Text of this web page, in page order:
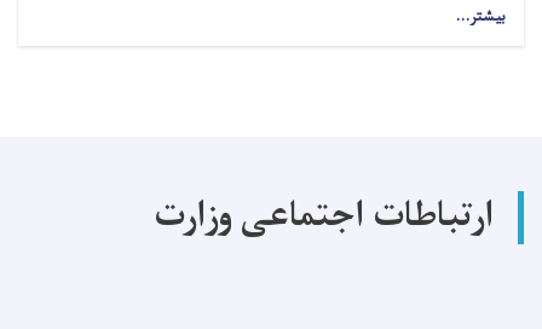
بیشتر...
در
(۴۷۴۰)
عملیات
ارتباطات اجتماعی وزارت